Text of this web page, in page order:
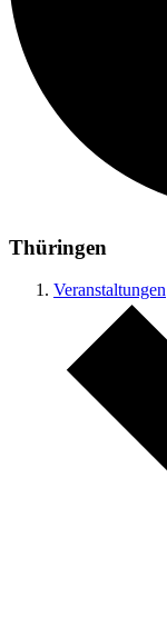
Thüringen
Veranstaltungen